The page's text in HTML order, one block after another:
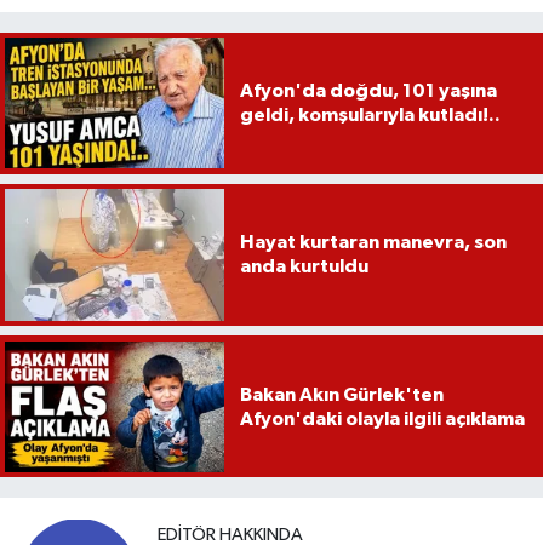
Afyon'da doğdu, 101 yaşına
geldi, komşularıyla kutladı!..
Hayat kurtaran manevra, son
anda kurtuldu
Bakan Akın Gürlek'ten
Afyon'daki olayla ilgili açıklama
EDITÖR HAKKINDA